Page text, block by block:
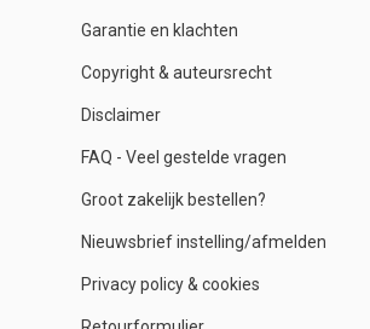
Garantie en klachten
Copyright & auteursrecht
Disclaimer
FAQ - Veel gestelde vragen
Groot zakelijk bestellen?
Nieuwsbrief instelling/afmelden
Privacy policy & cookies